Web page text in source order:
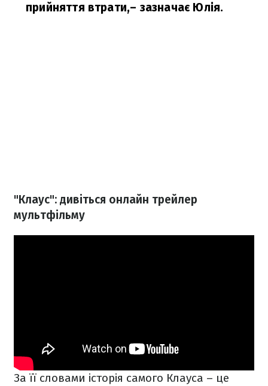
прийняття втрати,– зазначає Юлія.
"Клаус": дивіться онлайн трейлер
мультфільму
За її словами історія самого Клауса – це